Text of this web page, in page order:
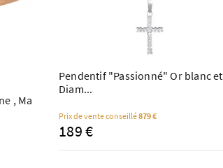
, Ma
Pendentif "Passionné" Or blanc et
Diam...
Prix de vente conseillé879 €
189 €